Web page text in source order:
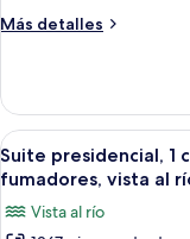
King
sofá
cama,
para
no
fumadores,
Más detalles
Más
de
diseñador,
1
cama
size
Abrir
todas
fotos
11
Suite presidencial, 1
fumadores, vista al
Vista al río